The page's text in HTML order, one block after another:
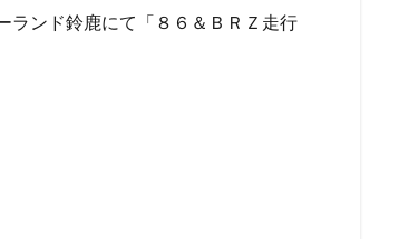
ランド鈴鹿にて「８６＆ＢＲＺ走行